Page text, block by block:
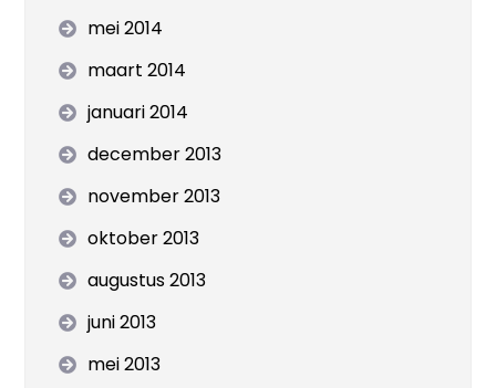
mei 2014
maart 2014
januari 2014
december 2013
november 2013
oktober 2013
augustus 2013
juni 2013
mei 2013